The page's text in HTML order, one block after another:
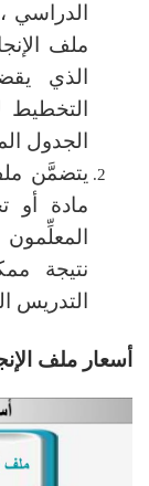
الدراسي
ملف
الذي
الجدول
يتضمَّن
مادة
نتيجة
التدريس
أسعار ملف